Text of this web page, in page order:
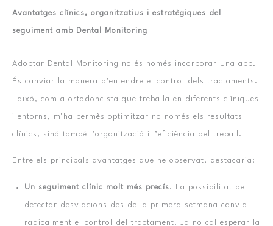
Avantatges clínics, organitzatius i estratègiques del
seguiment amb Dental Monitoring
Adoptar Dental Monitoring no és només incorporar una app.
És canviar la manera d’entendre el control dels tractaments.
I això, com a ortodoncista que treballa en diferents clíniques
i entorns, m’ha permès optimitzar no només els resultats
clínics, sinó també l’organització i l’eficiència del treball.
Entre els principals avantatges que he observat, destacaria:
Un seguiment clínic molt més precís. La possibilitat de
detectar desviacions des de la primera setmana canvia
radicalment el control del tractament. Ja no cal esperar la